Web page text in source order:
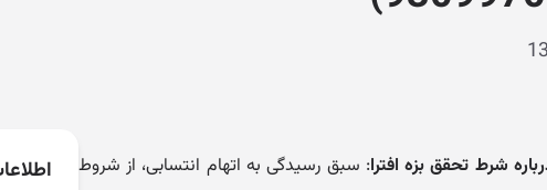
شرط تحقق بزه افترا: سبق رسیدگی به اتهام انتسابی، از شروط